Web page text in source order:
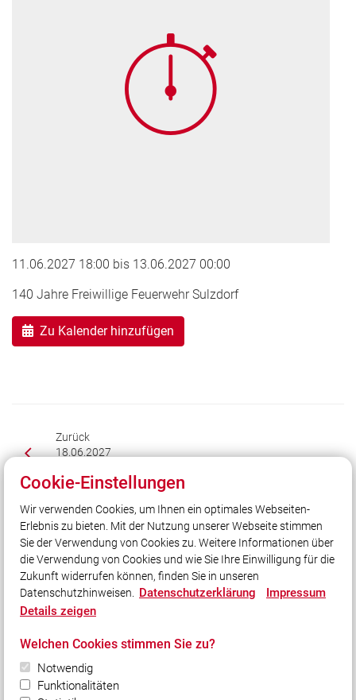
11.06.2027 18:00 bis 13.06.2027 00:00
140 Jahre Freiwillige Feuerwehr Sulzdorf
Zu Kalender hinzufügen
Zurück
18.06.2027
Weiter
11.06.2027
Feuerwehrfest 155 Jahre Freiwillige Feuerwehr
Helmstadt
Quicklinks
Cookie-Einstellungen
Wir verwenden Cookies, um Ihnen ein optimales Webseiten-
Erlebnis zu bieten. Mit der Nutzung unserer Webseite stimmen
Sie der Verwendung von Cookies zu. Weitere Informationen über
die Verwendung von Cookies und wie Sie Ihre Einwilligung für die
Zukunft widerrufen können, finden Sie in unseren
Datenschutzhinweisen. Datenschutzerklärung
Impressum
Details zeigen
Welchen Cookies stimmen Sie zu?
Notwendig
Funktionalitäten